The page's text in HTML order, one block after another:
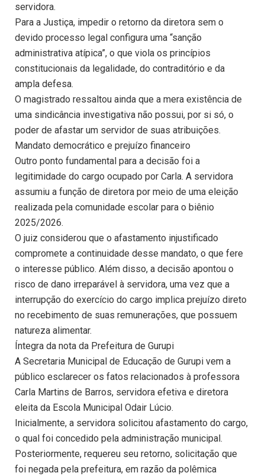
servidora.
Para a Justiça, impedir o retorno da diretora sem o
devido processo legal configura uma “sanção
administrativa atípica”, o que viola os princípios
constitucionais da legalidade, do contraditório e da
ampla defesa.
O magistrado ressaltou ainda que a mera existência de
uma sindicância investigativa não possui, por si só, o
poder de afastar um servidor de suas atribuições.
Mandato democrático e prejuízo financeiro
Outro ponto fundamental para a decisão foi a
legitimidade do cargo ocupado por Carla. A servidora
assumiu a função de diretora por meio de uma eleição
realizada pela comunidade escolar para o biênio
2025/2026.
O juiz considerou que o afastamento injustificado
compromete a continuidade desse mandato, o que fere
o interesse público. Além disso, a decisão apontou o
risco de dano irreparável à servidora, uma vez que a
interrupção do exercício do cargo implica prejuízo direto
no recebimento de suas remunerações, que possuem
natureza alimentar.
Íntegra da nota da Prefeitura de Gurupi
A Secretaria Municipal de Educação de Gurupi vem a
público esclarecer os fatos relacionados à professora
Carla Martins de Barros, servidora efetiva e diretora
eleita da Escola Municipal Odair Lúcio.
Inicialmente, a servidora solicitou afastamento do cargo,
o qual foi concedido pela administração municipal.
Posteriormente, requereu seu retorno, solicitação que
foi negada pela prefeitura, em razão da polêmica